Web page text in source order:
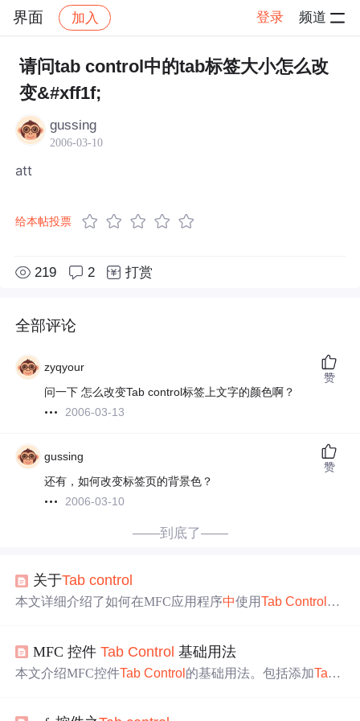
界面 加入 登录 频道
社区 界面 帖子详情
请问tab control中的tab标签大小怎么改
变&#xff1f;
gussing
2006-03-10
att
给本帖投票
219 2 打赏
全部评论
zyqyour
问一下 怎么改变Tab control标签上文字的颜色啊？
2006-03-13
赞
gussing
还有，如何改变标签页的背景色？
2006-03-10
赞
——到底了——
关于Tab control
本文详细介绍了如何在MFC应用程序中使用Tab Control 控
表对话框使用Tab Control。
MFC 控件Tab Control 基础用法
本文介绍MFC控件Tab Control 的基础用法。包括添加Tab